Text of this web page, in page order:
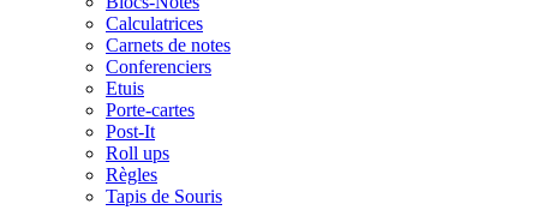
Calculatrices
Carnets de notes
Conferenciers
Etuis
Porte-cartes
Post-It
Roll ups
Règles
Tapis de Souris